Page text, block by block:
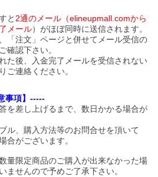
と 2通のメール（elineupmall.comから
メール）がほぼ同時に送信されます。
「注文」ページと併せてメール受信の
確認下さい。
た後、入金完了メールを受信されない
ご連絡ください。
事項】-----
を差し上げるまで、数日かかる場合が
ル、購入方法等のお問合せを頂いて
合がございます。
量限定商品のご購入が出来なかった場
ませんので予めご了承下さい。